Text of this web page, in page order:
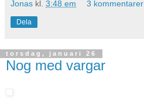
Jonas kl. 3:48 em 3
Dela
torsdag, januari 26
Nog med vargar